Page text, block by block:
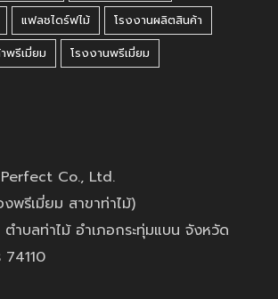
แฟลชไดร์ฟไม้
โรงงานผลิตสินค้า
พรีเมี่ยม
โรงงานพรีเมี่ยม
Co., Ltd.
งพรีเมี่ยม สาขาท่าไม้)
ำบลท่าไม้ อำเภอกระทุ่มแบน จังหวัด
74110